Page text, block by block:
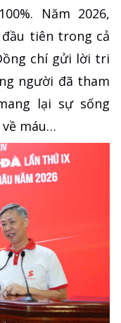
Năm 2026,
tiên trong cả
chí gửi lời tri
người đã tham
lại sự sống
máu…